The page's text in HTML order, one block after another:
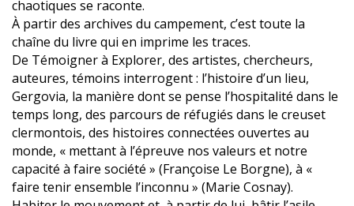
chaotiques se raconte.
À partir des archives du campement, c’est toute la
chaîne du livre qui en imprime les traces.
De Témoigner à Explorer, des artistes, chercheurs,
auteures, témoins interrogent : l’histoire d’un lieu,
Gergovia, la manière dont se pense l’hospitalité dans le
temps long, des parcours de réfugiés dans le creuset
clermontois, des histoires connectées ouvertes au
monde, « mettant à l’épreuve nos valeurs et notre
capacité à faire société » (Françoise Le Borgne), à «
faire tenir ensemble l’inconnu » (Marie Cosnay).